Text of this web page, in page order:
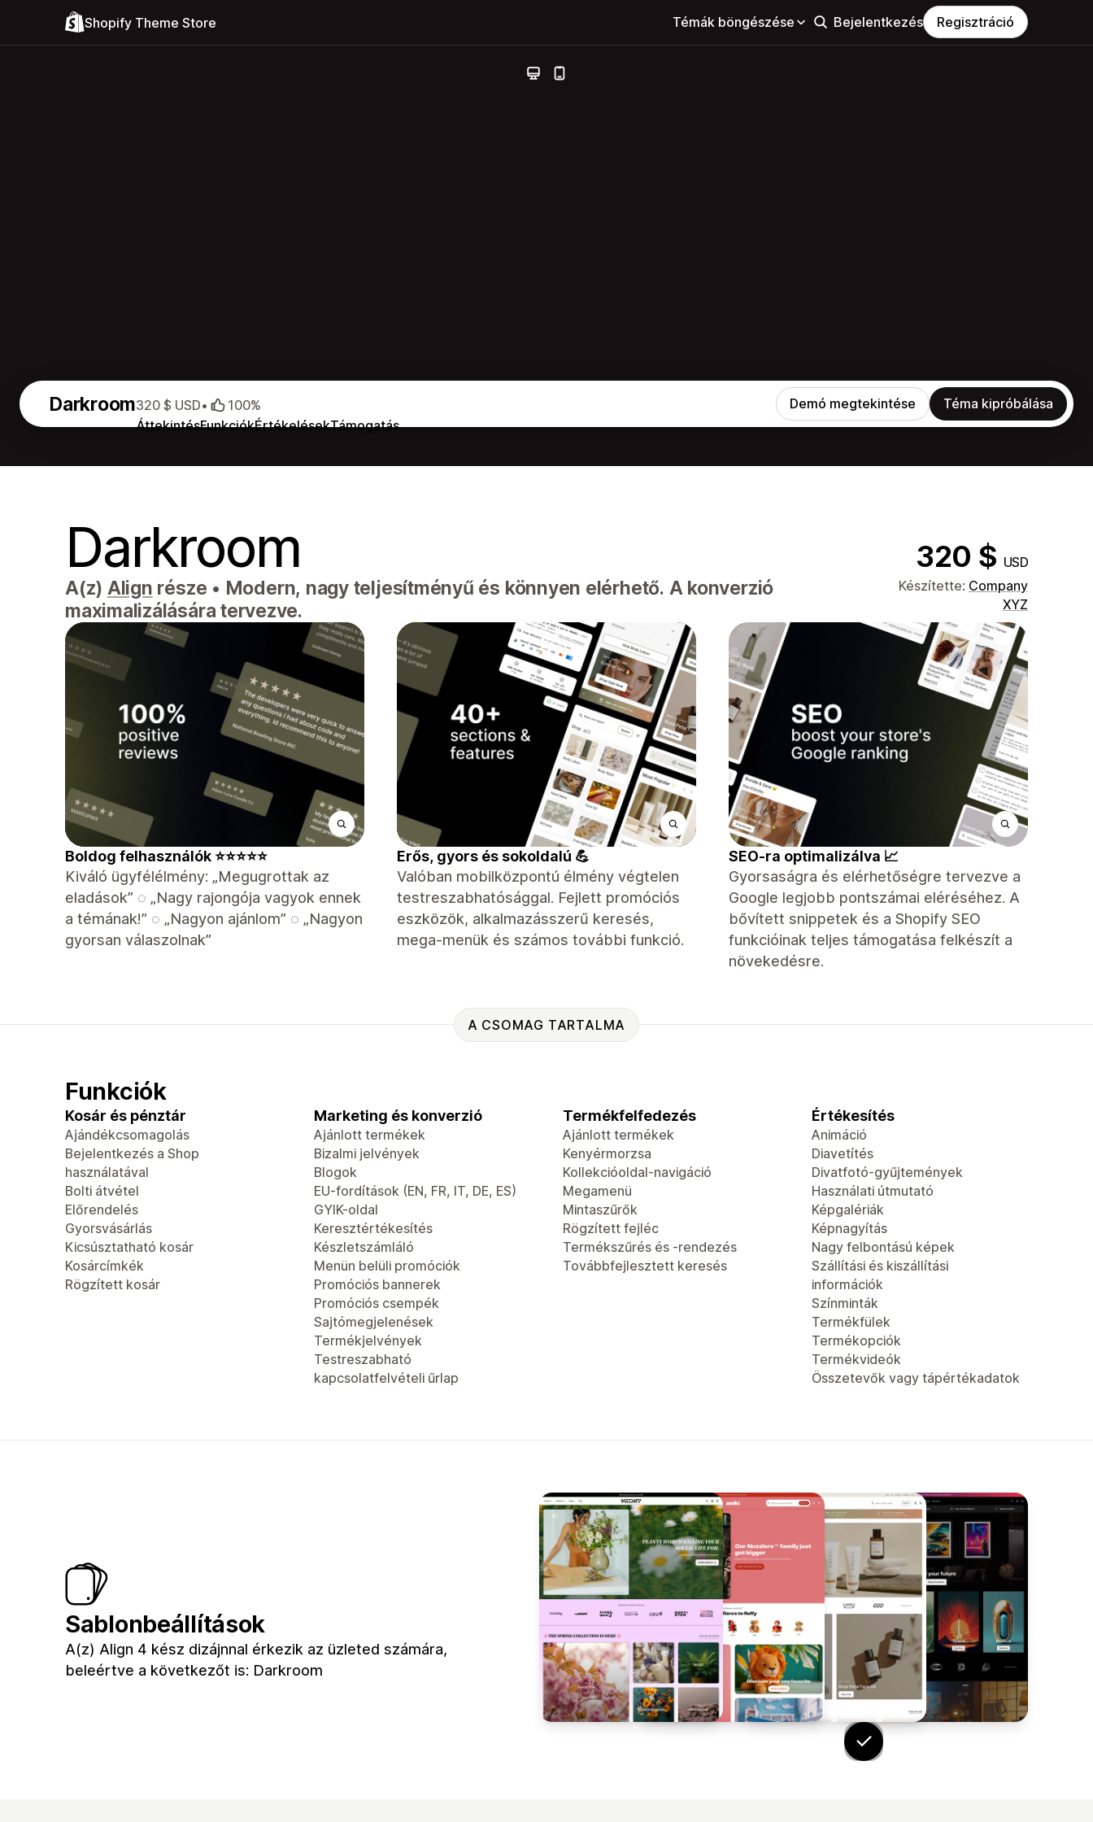
Shopify Theme Store Témák böngészése Bejelentkezés Regisztráció
Darkroom
ÁttekintésFunkciókÉrtékelésekTámogatás
320 $ USD• 100% Demó megtekintése Téma kipróbálása
Darkroom 320 $ USD
A(z) Align része • Modern, nagy teljesítményű és könnyen elérhető. A konverzió
maximalizálására tervezve.
Készítette: Company
XYZ
️Boldog felhasználók ⭐⭐⭐⭐⭐
Kiváló ügyfélélmény: „Megugrottak az
eladások” ◌ „Nagy rajongója vagyok ennek
a témának!” ◌ „Nagyon ajánlom” ◌ „Nagyon
gyorsan válaszolnak”
Erős, gyors és sokoldalú 💪
Valóban mobilközpontú élmény végtelen
testreszabhatósággal. Fejlett promóciós
eszközök, alkalmazásszerű keresés,
mega-menük és számos további funkció.
SEO-ra optimalizálva 📈
Gyorsaságra és elérhetőségre tervezve a
Google legjobb pontszámai eléréséhez. A
bővített snippetek és a Shopify SEO
funkcióinak teljes támogatása felkészít a
növekedésre.
A CSOMAG TARTALMA
Funkciók
Kosár és pénztár
Ajándékcsomagolás
Bejelentkezés a Shop
használatával
Bolti átvétel
Előrendelés
Gyorsvásárlás
Kicsúsztatható kosár
Kosárcímkék
Rögzített kosár
Marketing és konverzió
Ajánlott termékek
Bizalmi jelvények
Blogok
EU-fordítások (EN, FR, IT, DE, ES)
GYIK-oldal
Keresztértékesítés
Készletszámláló
Menün belüli promóciók
Promóciós bannerek
Promóciós csempék
Sajtómegjelenések
Termékjelvények
Testreszabható
kapcsolatfelvételi űrlap
Termékfelfedezés
Ajánlott termékek
Kenyérmorzsa
Kollekcióoldal-navigáció
Megamenü
Mintaszűrők
Rögzített fejléc
Termékszűrés és -rendezés
Továbbfejlesztett keresés
Értékesítés
Animáció
Diavetítés
Divatfotó-gyűjtemények
Használati útmutató
Képgalériák
Képnagyítás
Nagy felbontású képek
Szállítási és kiszállítási
információk
Színminták
Termékfülek
Termékopciók
Termékvideók
Összetevők vagy tápértékadatok
Sablonbeállítások
A(z) Align 4 kész dizájnnal érkezik az üzleted számára,
beleértve a következőt is: Darkroom